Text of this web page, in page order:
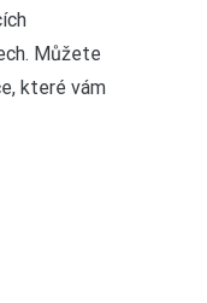
Můžete
které vám